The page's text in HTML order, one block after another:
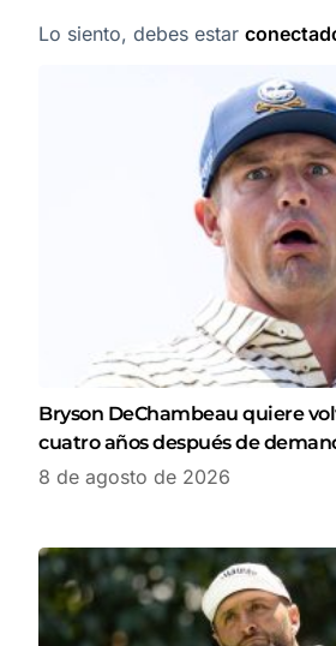
Lo siento, debes estar
Bryson DeChambeau quiere
cuatro años después de
8 de agosto de 2026